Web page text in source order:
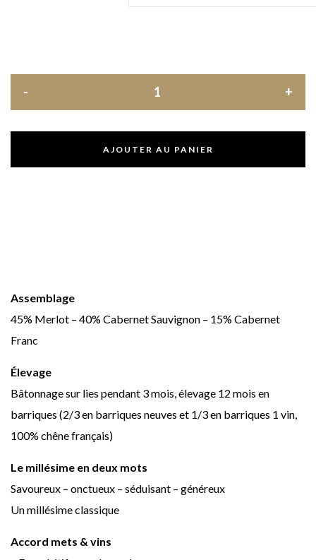
AJOUTER AU PANIER
Assemblage
45% Merlot – 40% Cabernet Sauvignon – 15% Cabernet
Franc
Élevage
Bâtonnage sur lies pendant 3 mois, élevage 12 mois en
barriques (2/3 en barriques neuves et 1/3 en barriques 1 vin,
100% chêne français)
Le millésime en deux mots
Savoureux – onctueux – séduisant – généreux
Un millésime classique
Accord mets & vins